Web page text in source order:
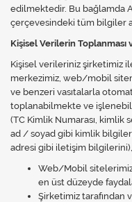
edilmektedir. Bu bağlamda
çerçevesindeki tüm bilgiler
Kişisel Verilerin Toplanması
Kişisel verileriniz şirketimiz
merkezimiz, web/mobil
ve benzeri vasıtalarla
toplanabilmekte ve
(TC Kimlik Numarası, kimlik
ad / soyad gibi kimlik
adresi gibi iletişim bilgilerini),
Web/Mobil
en üst düzeyde
Şirketimiz tarafından